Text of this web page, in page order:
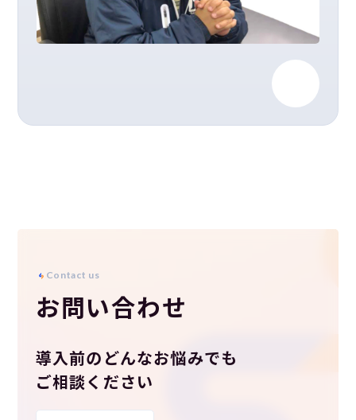
Co ntact us
お問い合わせ
導入前のどんなお悩みでも
ご相談ください